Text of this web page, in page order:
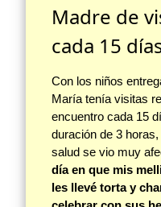
Madre de
cada 15
Con los niños
María tenía visitas
encuentro cada 15
duración de 3
salud se vio muy
día en que mis
les llevé torta y